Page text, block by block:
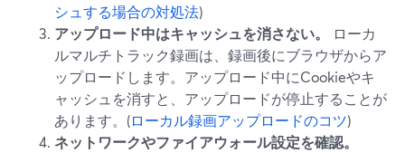
シュする場合の対処法)
アップロード中はキャッシュを消さない。
ローカ
ルマルチトラック録画は、録画後にブラウザからア
ップロードします。アップロード中にCookieやキ
ャッシュを消すと、アップロードが停止することが
あります。(ローカル録画アップロードのコツ)
ネットワークやファイアウォール設定を確認。